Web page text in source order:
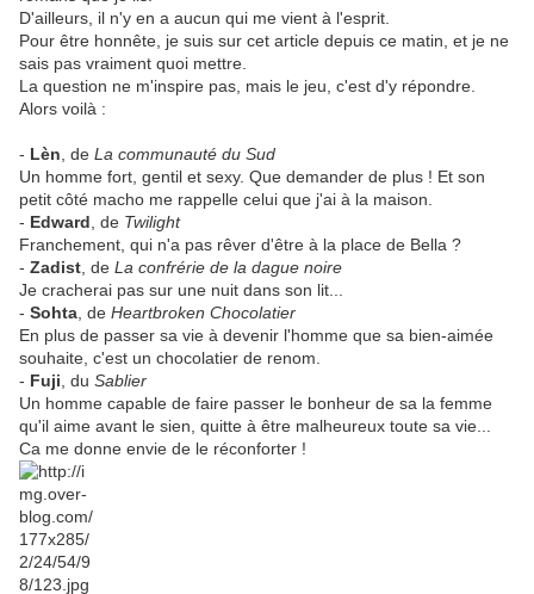
D'ailleurs, il n'y en a aucun qui me vient à l'esprit.
Pour être honnête, je suis sur cet article depuis ce matin, et je ne
sais pas vraiment quoi mettre.
La question ne m'inspire pas, mais le jeu, c'est d'y répondre.
Alors voilà :
- Lèn , de La communauté du Sud
Un homme fort, gentil et sexy. Que demander de plus ! Et son
petit côté macho me rappelle celui que j'ai à la maison.
- Edward , de Twilight
Franchement, qui n'a pas rêver d'être à la place de Bella ?
- Zadist , de La confrérie de la dague noire
Je cracherai pas sur une nuit dans son lit...
- Sohta , de Heartbroken Chocolatier
En plus de passer sa vie à devenir l'homme que sa bien-aimée
souhaite, c'est un chocolatier de renom.
- Fuji , du Sablier
Un homme capable de faire passer le bonheur de sa la femme
qu'il aime avant le sien, quitte à être malheureux toute sa vie...
Ca me donne envie de le réconforter !